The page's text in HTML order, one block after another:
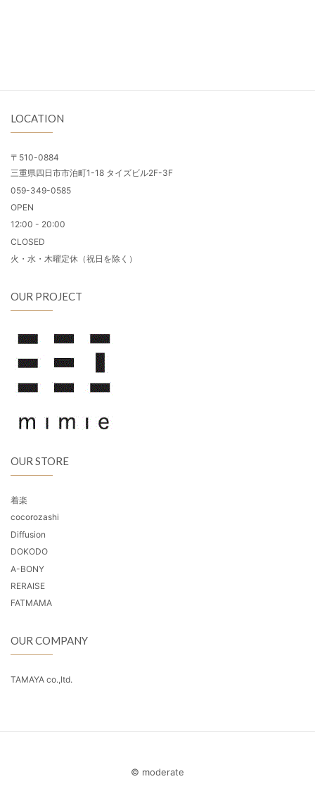
LOCATION
〒510-0884
三重県四日市市泊町1-18 タイズビル2F-3F
059-349-0585
OPEN
12:00 - 20:00
CLOSED
火・水・木曜定休（祝日を除く）
OUR PROJECT
OUR STORE
着楽
cocorozashi
Diffusion
DOKODO
A-BONY
RERAISE
FATMAMA
OUR COMPANY
TAMAYA co.,ltd.
© moderate